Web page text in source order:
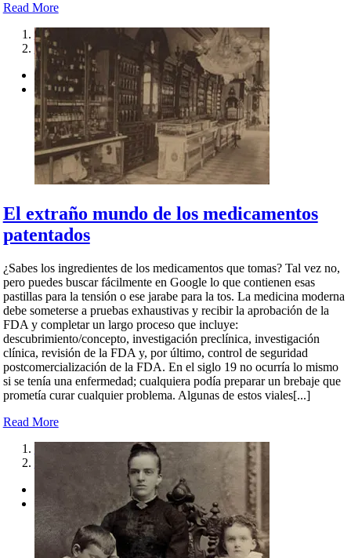
Read More
1
2
patentados
pero puedes buscar fácilmente en Google lo que contienen esas
pastillas para la tensión o ese jarabe para la tos. La medicina moderna
debe someterse a pruebas exhaustivas y recibir la aprobación de la
FDA y completar un largo proceso que incluye:
descubrimiento/concepto, investigación preclínica, investigación
clínica, revisión de la FDA y, por último, control de seguridad
postcomercialización de la FDA. En el siglo 19 no ocurría lo mismo
si se tenía una enfermedad; cualquiera podía preparar un brebaje que
prometía curar cualquier problema. Algunas de estos viales[...]